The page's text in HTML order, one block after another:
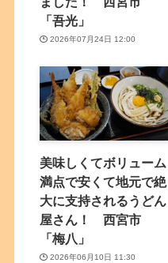
「吾光」
2026年07月24日 12:00
美味しくてボリューム
満点で安くて地元で絶
大に支持されるうどん
屋さん！ 西宮市
「梅八」
2026年06月10日 11:30